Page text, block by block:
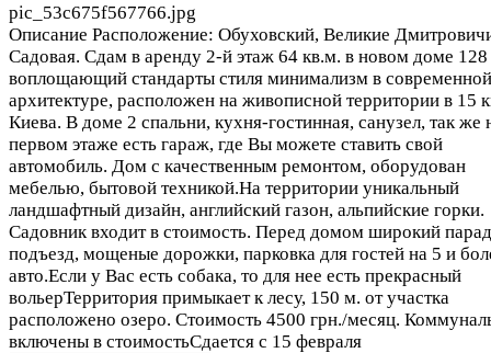
pic_53c675f567766.jpg
Описание Расположение: Обуховский, Великие
Садовая. Сдам в аренду 2-й этаж 64 кв.м. в новом доме 128
воплощающий стандарты стиля минимализм в современной
архитектуре, расположен на живописной территории в 15
Киева. В доме 2 спальни, кухня-гостинная, санузел, так же
первом этаже есть гараж, где Вы можете ставить свой
автомобиль. Дом с качественным ремонтом, оборудован
мебелью, бытовой техникой.На территории уникальный
ландшафтный дизайн, английский газон, альпийские горки.
Садовник входит в стоимость. Перед домом широкий
подъезд, мощеные дорожки, парковка для гостей на 5 и
авто.Если у Вас есть собака, то для нее есть прекрасный
вольерТерритория примыкает к лесу, 150 м. от участка
расположено озеро. Стоимость 4500 грн./месяц.
включены в стоимостьСдается с 15 февраля